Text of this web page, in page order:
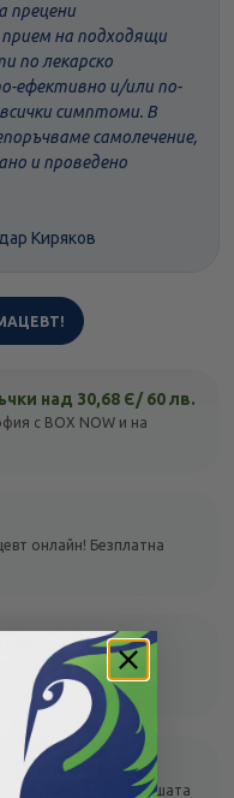
прецени
на подходящи
по лекарско
ефективно и/или по-
симптоми. В
самолечение,
и проведено
Киряков
над 30,68 Є/ 60 лв.
с BOX NOW и на
онлайн! Безплатна
без оглед на
България
се доверяват на нашата